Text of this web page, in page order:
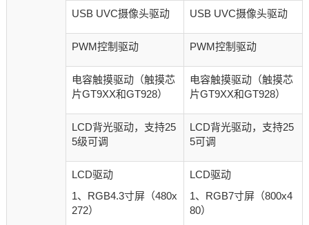
USB UVC摄像头驱动 USB UVC摄像头驱动
PWM控制驱动 PWM控制驱动
电容触摸驱动（触摸芯
片GT9XX和GT928）
电容触摸驱动（触摸芯
片GT9XX和GT928）
LCD背光驱动，支持25
5级可调
LCD背光驱动，支持25
5可调
LCD驱动
1、RGB4.3寸屏（480x
272）
LCD驱动
1、RGB7寸屏（800x4
80）